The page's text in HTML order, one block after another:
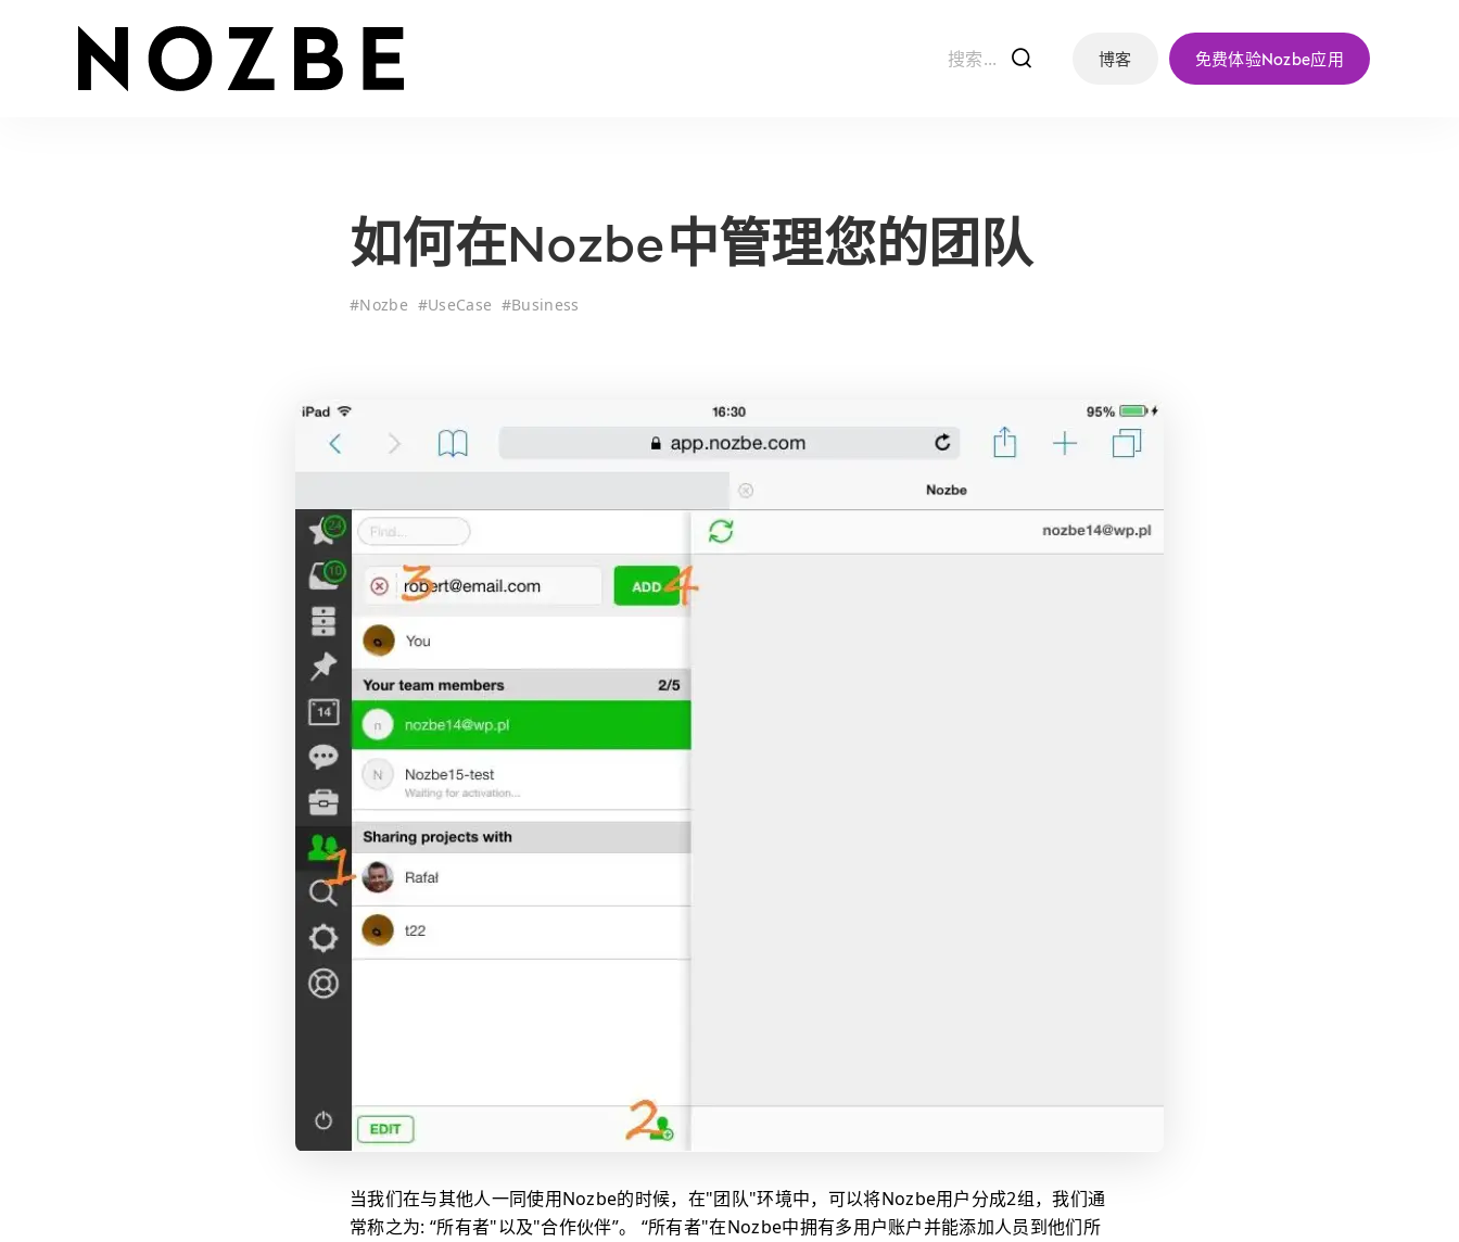
f 博客 免费体验Nozbe应用
如何在Nozbe中管理您的团队
#Nozbe #UseCase #Business
当我们在与其他人一同使用Nozbe的时候，在"团队"环境中，可以将Nozbe用户分成2组，我们通
常称之为: “所有者"以及"合作伙伴”。 “所有者"在Nozbe中拥有多用户账户并能添加人员到他们所